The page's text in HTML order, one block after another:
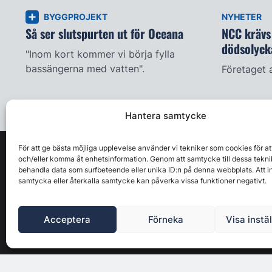
Hantera samtycke
För att ge bästa möjliga upplevelse använder vi tekniker som cookies för
och/eller komma åt enhetsinformation. Genom att samtycke till dessa
behandla data som surfbeteende eller unika ID:n på denna webbplats. Att
samtycka eller återkalla samtycke kan påverka vissa funktioner negativt.
Acceptera Förneka Visa
BYGGPROJEKT
Så ser slutspurten ut för Oceana
"Inom kort kommer vi börja fylla
bassängerna med vatten".
NYHETER
NCC
Företaget